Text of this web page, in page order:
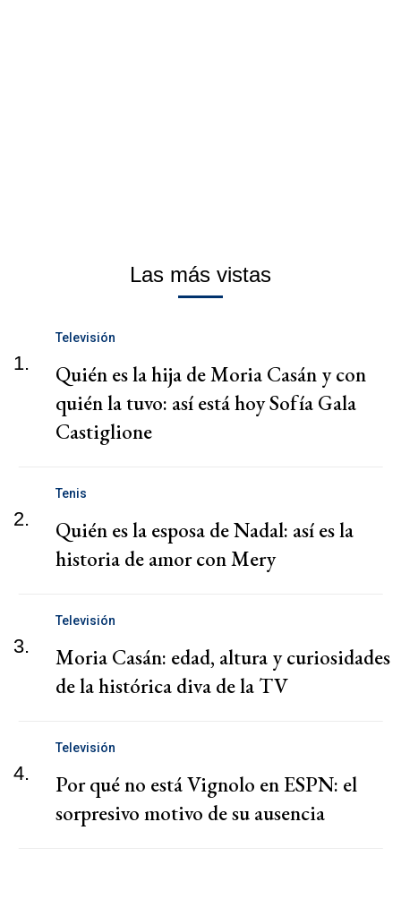
Las más vistas
1.
Televisión
Quién es la hija de Moria Casán y con
quién la tuvo: así está hoy Sofía Gala
Castiglione
2.
Tenis
Quién es la esposa de Nadal: así es la
historia de amor con Mery
3.
Televisión
Moria Casán: edad, altura y curiosidades
de la histórica diva de la TV
4.
Televisión
Por qué no está Vignolo en ESPN: el
sorpresivo motivo de su ausencia